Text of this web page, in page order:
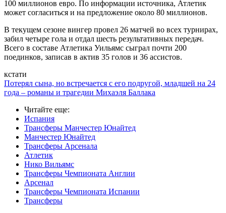
100 миллионов евро. По информации источника, Атлетик
может согласиться и на предложение около 80 миллионов.
В текущем сезоне вингер провел 26 матчей во всех турнирах,
забил четыре гола и отдал шесть результативных передач.
Всего в составе Атлетика Уильямс сыграл почти 200
поединков, записав в актив 35 голов и 36 ассистов.
кстати
Потерял сына, но встречается с его подругой, младшей на 24
года – романы и трагедии Михаэля Баллака
Читайте еще:
Испания
Трансферы Манчестер Юнайтед
Манчестер Юнайтед
Трансферы Арсенала
Атлетик
Нико Вильямс
Трансферы Чемпионата Англии
Арсенал
Трансферы Чемпионата Испании
Трансферы